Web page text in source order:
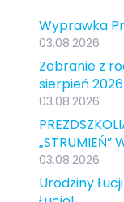
Wyprawka
03.08.2026
Zebranie z
sierpień 2026
03.08.2026
„STRUMIEŃ”
03.08.2026
Urodziny